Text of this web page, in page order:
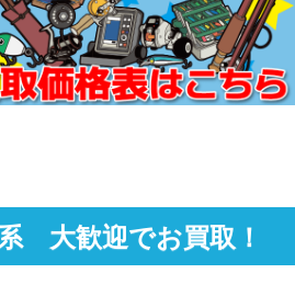
大歓迎でお買取！